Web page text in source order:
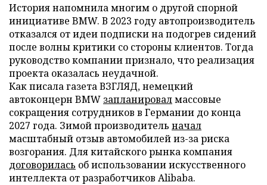
История напомнила многим о другой спорной
инициативе BMW. В 2023 году автопроизводитель
отказался от идеи подписки на подогрев сидений
после волны критики со стороны клиентов. Тогда
руководство компании признало, что реализация
проекта оказалась неудачной.
Как писала газета ВЗГЛЯД, немецкий
автоконцерн BMW запланировалмассовые
сокращения сотрудников в Германии до конца
2027 года. Зимой производитель начал
масштабный отзыв автомобилей из-за риска
возгорания. Для китайского рынка компания
договорилась об использовании искусственного
интеллекта от разработчиков Alibaba.